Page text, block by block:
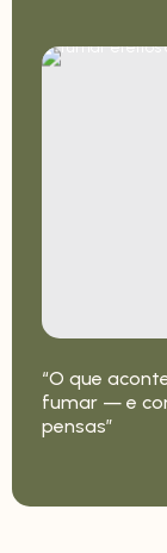
“O que
fumar — e
pensas”